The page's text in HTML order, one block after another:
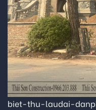
biet-thu-laudai-